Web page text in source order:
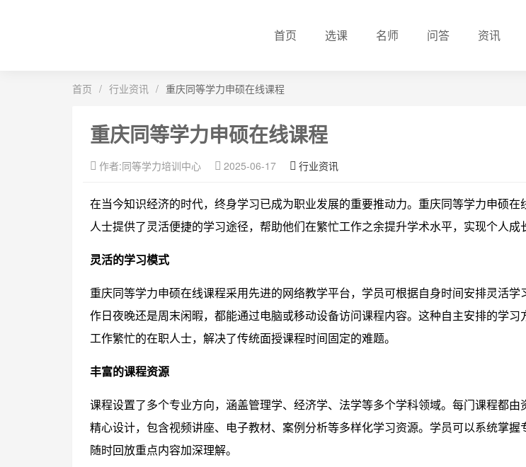
首页 选课 名师 问答 资讯
首页 / 行业资讯 / 重庆同等学力申硕在线课程
重庆同等学力申硕在线课程
作者:同等学力培训中心 2025-06-17 行业资讯
在当今知识经济的时代，终身学习已成为职业发展的重要推动力。重庆同等学力申硕在
人士提供了灵活便捷的学习途径，帮助他们在繁忙工作之余提升学术水平，实现个人成
灵活的学习模式
重庆同等学力申硕在线课程采用先进的网络教学平台，学员可根据自身时间安排灵活学
作日夜晚还是周末闲暇，都能通过电脑或移动设备访问课程内容。这种自主安排的学习
工作繁忙的在职人士，解决了传统面授课程时间固定的难题。
丰富的课程资源
课程设置了多个专业方向，涵盖管理学、经济学、法学等多个学科领域。每门课程都由
精心设计，包含视频讲座、电子教材、案例分析等多样化学习资源。学员可以系统掌握
随时回放重点内容加深理解。